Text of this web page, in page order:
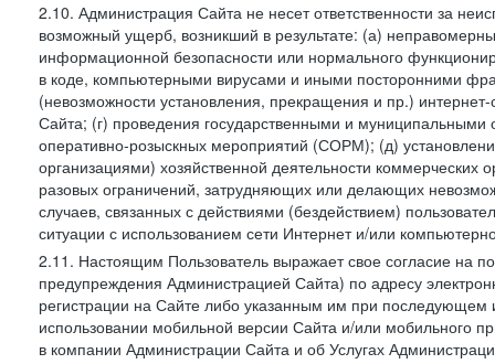
2.10. Администрация Сайта не несет ответственности за
возможный ущерб, возникший в результате: (а)
информационной безопасности или нормального
в коде, компьютерными вирусами и иными посторонними
(невозможности установления, прекращения и пр.)
Сайта; (г) проведения государственными и
оперативно-розыскных мероприятий (СОРМ); (д)
организациями) хозяйственной деятельности коммерческих
разовых ограничений, затрудняющих или делающих
случаев, связанных с действиями (бездействием)
ситуации с использованием сети Интернет и/или
2.11. Настоящим Пользователь выражает свое согласие на
предупреждения Администрацией Сайта) по адресу
регистрации на Сайте либо указанным им при
использовании мобильной версии Сайта и/или мобильного
в компании Администрации Сайта и об Услугах